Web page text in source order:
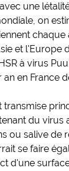
une
on
chaque
et l'Europe
à virus
en France
transmise
du virus
ou salive de
se faire
d'une